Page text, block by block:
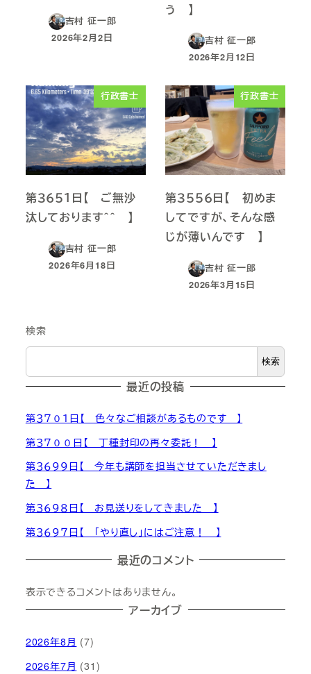
吉村 征一郎
投稿日
2026年2月2日
う 】
吉村 征一郎
投稿日
2026年2月12日
行政書士
第３６５１日【 ご無沙
汰しております＾＾ 】
吉村 征一郎
投稿日
2026年6月18日
行政書士
第３５５６日【 初めま
してですが、そんな感
じが薄いんです 】
吉村 征一郎
投稿日
2026年3月15日
検索
検索
最近の投稿
第３７０１日【 色々なご相談があるものです 】
第３７００日【 丁種封印の再々委託！ 】
第３６９９日【 今年も講師を担当させていただきまし
た 】
第３６９８日【 お見送りをしてきました 】
第３６９７日【 「やり直し」にはご注意！ 】
最近のコメント
表示できるコメントはありません。
アーカイブ
2026年8月 (7)
2026年7月 (31)